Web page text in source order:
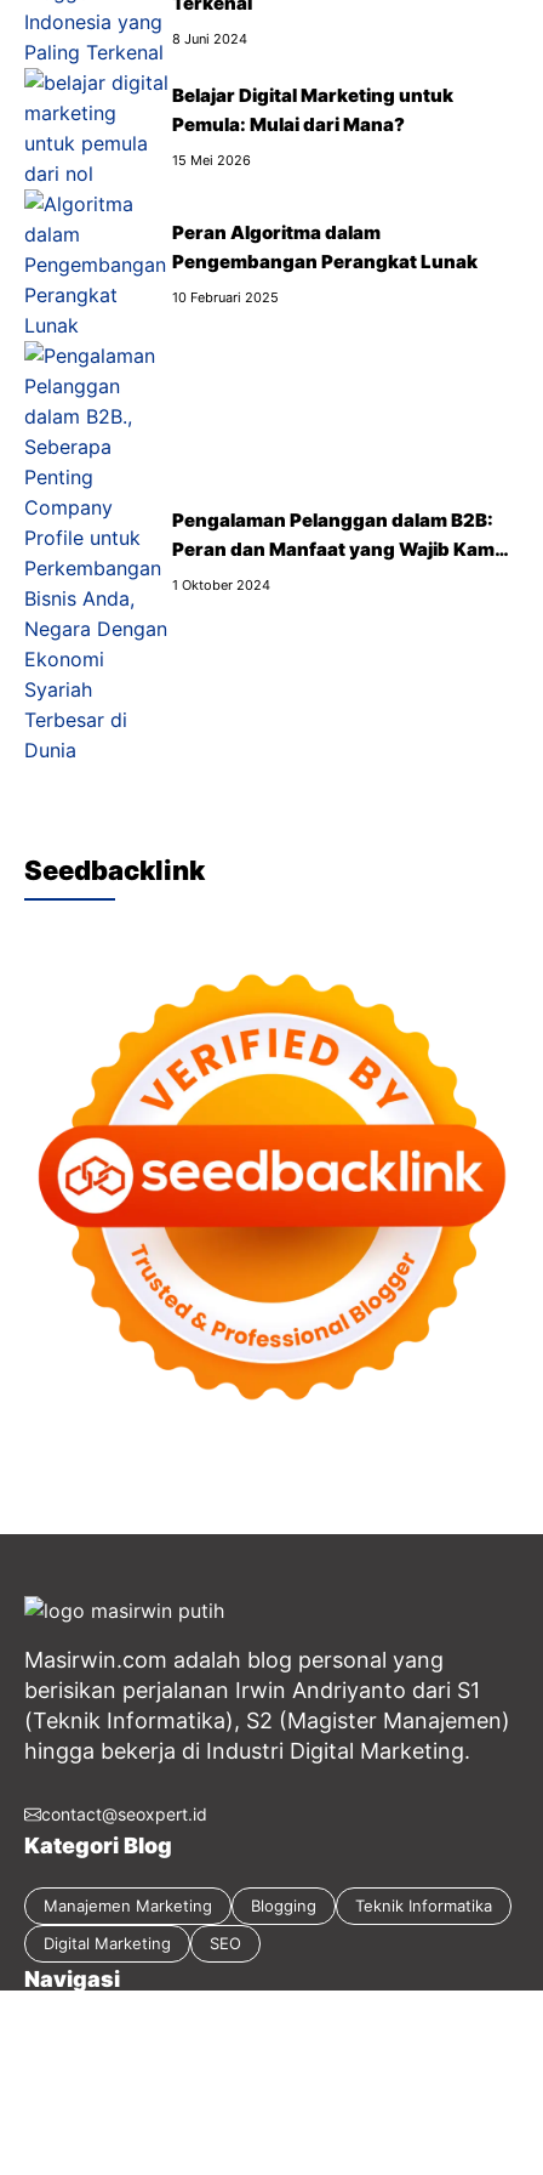
8 Juni 2024
Belajar Digital Marketing untuk
Pemula: Mulai dari Mana?
15 Mei 2026
Peran Algoritma dalam
Pengembangan Perangkat Lunak
10 Februari 2025
Pengalaman Pelanggan dalam B2B:
Peran dan Manfaat yang Wajib Kamu
Tahu
1 Oktober 2024
Seedbacklink
Masirwin.com adalah blog personal yang
berisikan perjalanan Irwin Andriyanto dari S1
(Teknik Informatika), S2 (Magister Manajemen)
hingga bekerja di Industri Digital Marketing.
contact@seoxpert.id
Kategori Blog
Manajemen Marketing Blogging
Teknik Informatika
Digital Marketing
SEO
Navigasi